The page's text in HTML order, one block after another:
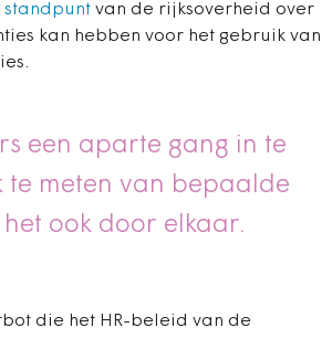
standpunt van de rijksoverheid over
kan hebben voor het gebruik van
een aparte gang in te
te meten van bepaalde
ook door elkaar.
die het HR-beleid van de